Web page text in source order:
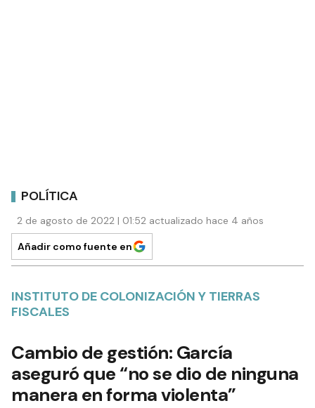
POLÍTICA
2 de agosto de 2022 | 01:52 actualizado hace 4 años
Añadir como fuente en
INSTITUTO DE COLONIZACIÓN Y TIERRAS
FISCALES
Cambio de gestión: García
aseguró que “no se dio de ninguna
manera en forma violenta”